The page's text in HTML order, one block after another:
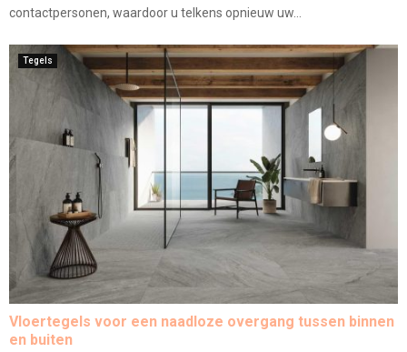
contactpersonen, waardoor u telkens opnieuw uw...
Tegels
Vloertegels voor een naadloze overgang tussen binnen
en buiten